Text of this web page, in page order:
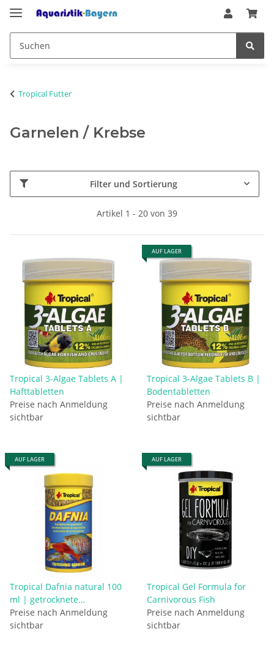
Tropical Futter
Garnelen / Krebse
Filter und Sortierung
Artikel 1 - 20 von 39
Tropical 3-Algae Tablets A |
Hafttabletten
Preise nach Anmeldung
sichtbar
AUF LAGER
Tropical 3-Algae Tablets B |
Bodentabletten
Preise nach Anmeldung
sichtbar
AUF LAGER
Tropical Dafnia natural 100
ml | getrocknete
Wasserflöhe
Preise nach Anmeldung
sichtbar
AUF LAGER
Tropical Gel Formula for
Carnivorous Fish
Preise nach Anmeldung
sichtbar